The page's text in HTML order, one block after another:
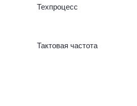
Техпроцесс
Тактовая частота